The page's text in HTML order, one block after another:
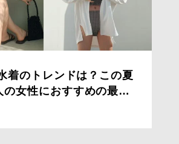
着のトレンドは？この夏
の女性におすすめの最新